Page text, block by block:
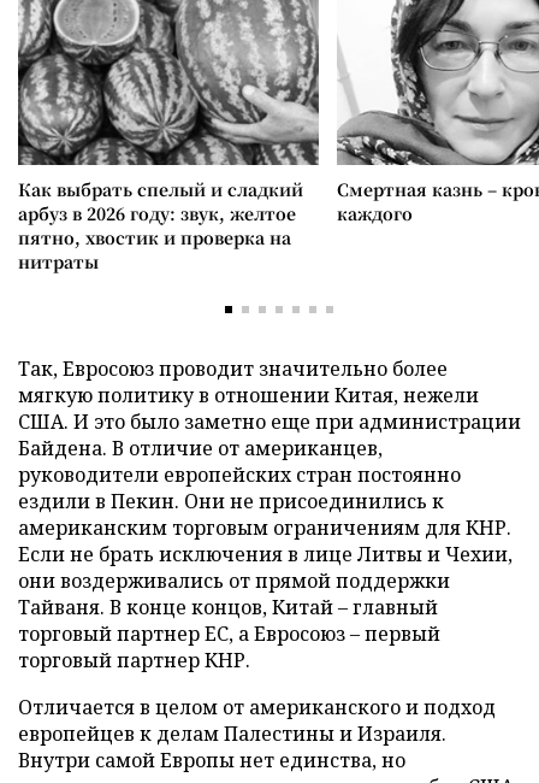
Как выбрать спелый и сладкий
арбуз в 2026 году: звук, желтое
пятно, хвостик и проверка на
нитраты
Смертная казнь –
каждого
Так, Евросоюз проводит значительно более
мягкую политику в отношении Китая, нежели
США. И это было заметно еще при администрации
Байдена. В отличие от американцев,
руководители европейских стран постоянно
ездили в Пекин. Они не присоединились к
американским торговым ограничениям для КНР.
Если не брать исключения в лице Литвы и Чехии,
они воздерживались от прямой поддержки
Тайваня. В конце концов, Китай – главный
торговый партнер ЕС, а Евросоюз – первый
торговый партнер КНР.
Отличается в целом от американского и подход
европейцев к делам Палестины и Израиля.
Внутри самой Европы нет единства, но